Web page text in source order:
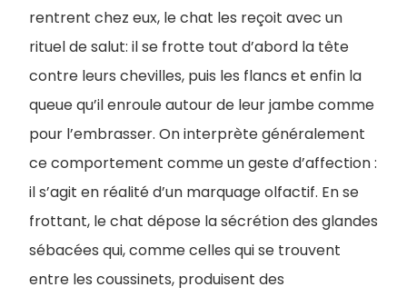
rentrent chez eux, le chat les reçoit avec un
rituel de salut: il se frotte tout d’abord la tête
contre leurs chevilles, puis les flancs et enfin la
queue qu’il enroule autour de leur jambe comme
pour l’embrasser. On interprète généralement
ce comportement comme un geste d’affection :
il s’agit en réalité d’un marquage olfactif. En se
frottant, le chat dépose la sécrétion des glandes
sébacées qui, comme celles qui se trouvent
entre les coussinets, produisent des